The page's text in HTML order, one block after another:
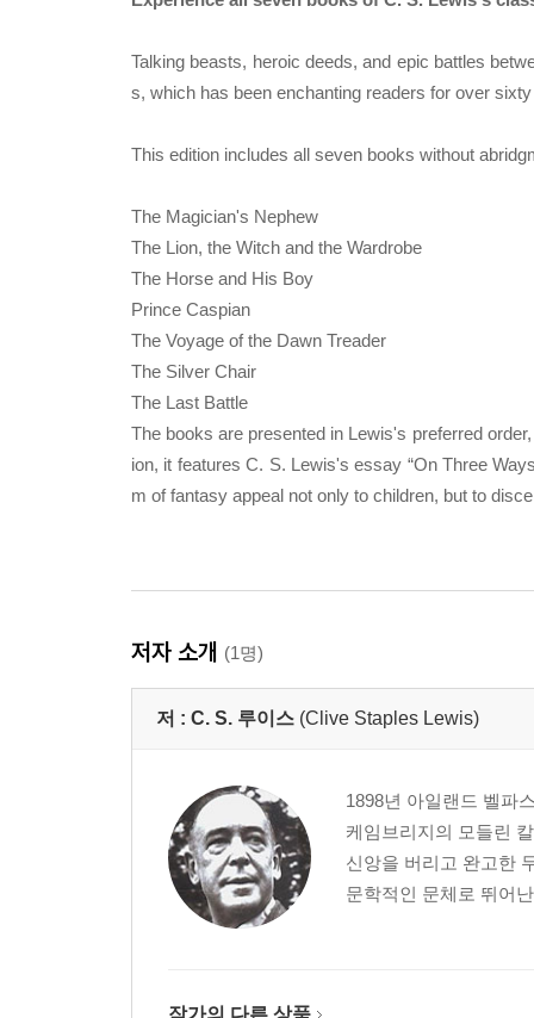
Talking beasts, heroic deeds, and epic battles
s, which has been enchanting readers for over
This edition includes all seven books without
The Magician's Nephew
The Lion, the Witch and the Wardrobe
The Horse and His Boy
Prince Caspian
The Voyage of the Dawn Treader
The Silver Chair
The Last Battle
The books are presented in Lewis's preferred
ion, it features C. S. Lewis's essay “On Three
m of fantasy appeal not only to children, but to
저자 소개 (1명)
저 : C. S. 루이스 (Clive Staples Lewis)
1898년 아일랜드 벨파
케임브리지의 모들린
신앙을 버리고 완고한
문학적인 문체로 뛰어
작가의 다른 상품